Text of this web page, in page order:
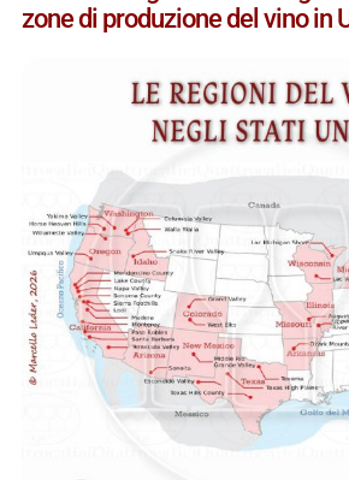
zone di produzione del vino in